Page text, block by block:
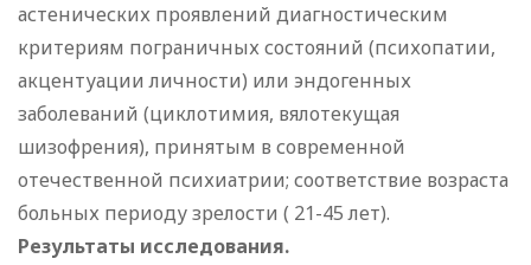
астенических проявлений диагностическим
критериям пограничных состояний (психопатии,
акцентуации личности) или эндогенных
заболеваний (циклотимия, вялотекущая
шизофрения), принятым в современной
отечественной психиатрии; соответствие возраста
больных периоду зрелости ( 21-45 лет).
Результаты исследования.